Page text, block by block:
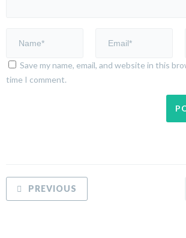
Save my name, email, and website in this
time I comment.
PREVIOUS